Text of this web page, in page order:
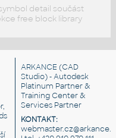
detail součást
free block library
ARKANCE (CAD
Studio) - Autodesk
Platinum Partner &
Training Center &
Services Partner
KONTAKT: